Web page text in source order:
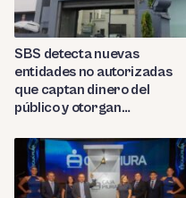
SBS detecta nuevas
entidades no autorizadas
que captan dinero del
público y otorgan